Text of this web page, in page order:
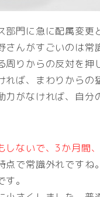
門に急に配属変更
んがすごいのは常
りからの反対を押
ば、まわりからの
がなければ、自分
しないで、3か月間
点で常識外れですね
。